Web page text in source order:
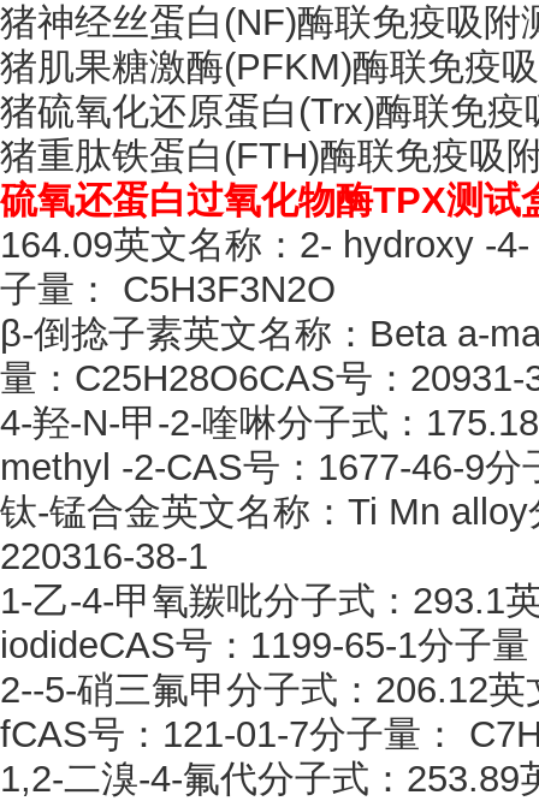
猪神经丝蛋白 (NF)酶联免疫吸附
猪肌果糖激酶(PFKM)酶联免疫
猪硫氧化还原蛋白 (Trx)酶联免
猪重肽铁蛋白 (FTH)酶联免疫吸
硫氧还蛋白过氧化物酶TPX测试
164.09英文名称：2- hydroxy -
子量： C5H3F3N2O
β-倒捻子素英文名称：Beta a-
量：C25H28O6CAS号：20931-
4-羟-N-甲-2-喹啉分子式：
methyl -2-CAS号：1677-46-9分
钛-锰合金英文名称：Ti Mn
220316-38-1
1-乙-4-甲氧羰吡分子式：293.1
iodideCAS号：1199-65-1分子
2--5-硝三氟甲分子式：206.12
fCAS号：121-01-7分子量：
1,2-二溴-4-氟代分子式：